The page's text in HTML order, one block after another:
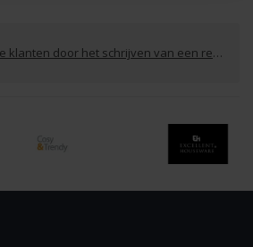
door het schrijven van een review